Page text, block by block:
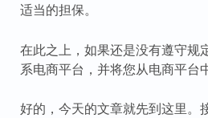
适当的担保。
在此之上，如果还是没有遵守规
系电商平台，并将您从电商平台
好的，今天的文章就先到这里。